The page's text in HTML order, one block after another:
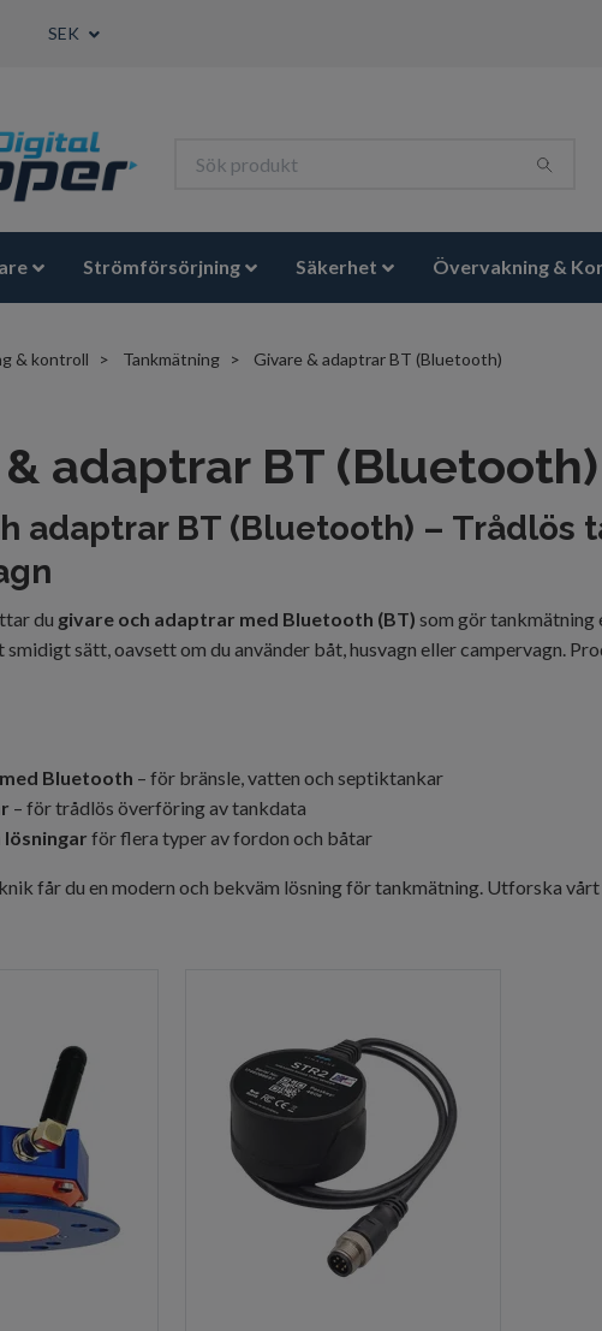
SEK
Strömförsörjning Säkerhet Övervakning &
& kontroll Tankmätning Givare & adaptrar BT (Bluetooth)
adaptrar BT (Bluetooth)
adaptrar BT (Bluetooth) – Trådlös
du givare och adaptrar med Bluetooth (BT) som gör tankmätning
sätt, oavsett om du använder båt, husvagn eller campervagn.
Bluetooth – för bränsle, vatten och septiktankar
– för trådlös överföring av tankdata
för flera typer av fordon och båtar
får du en modern och bekväm lösning för tankmätning. Utforska